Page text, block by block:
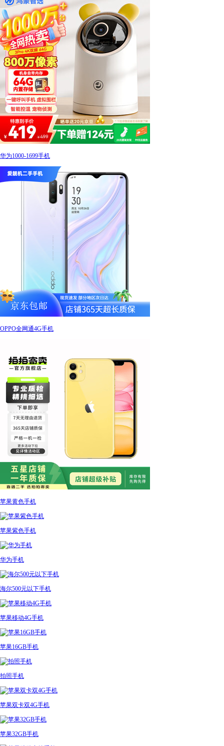
华为1000-1699手机
OPPO全网通4G手机
苹果黄色手机
苹果紫色手机
华为手机
海尔500元以下手机
苹果移动4G手机
苹果16GB手机
拍照手机
苹果双卡双4G手机
苹果32GB手机